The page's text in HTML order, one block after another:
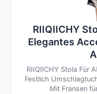
RIIQIICHY
Elegantes
RIIQIICHY Stola Für
Festlich
Mit Fransen